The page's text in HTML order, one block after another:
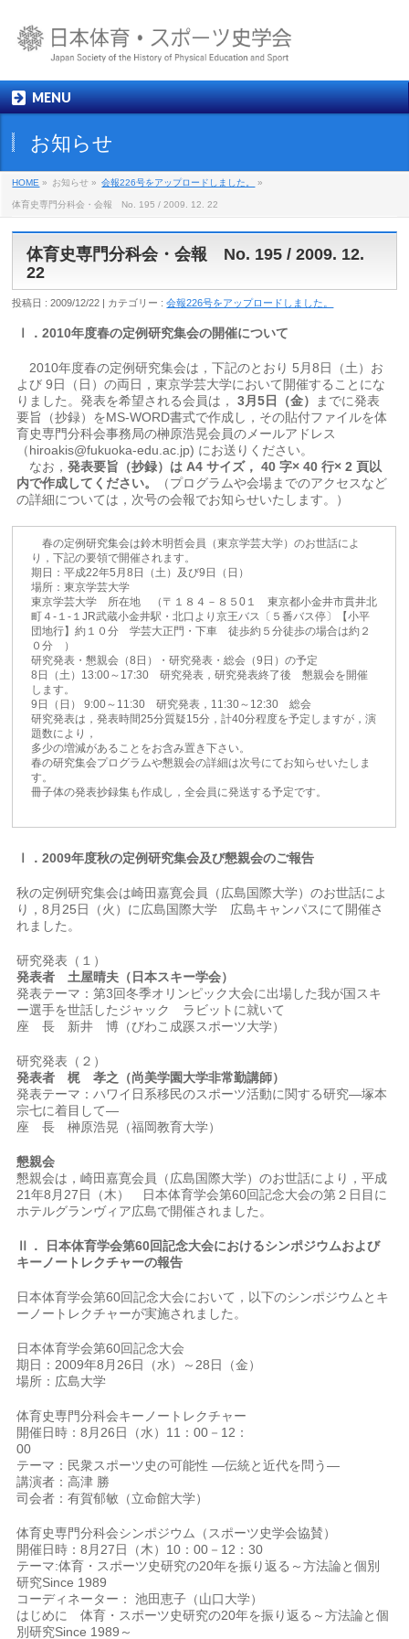
MENU
お知らせ
HOME » お知らせ » 会報226号をアップロードしました。 »
体育史専門分科会・会報 No. 195 / 2009. 12. 22
体育史専門分科会・会報 No. 195 / 2009. 12.
22
投稿日 : 2009/12/22 | カテゴリー :会報226号をアップロードしました。
Ⅰ．2010年度春の定例研究集会の開催について
2010年度春の定例研究集会は，下記のとおり 5月8日（土）お
よび 9日（日）の両日，東京学芸大学において開催することにな
りました。発表を希望される会員は，
3月5日（金）
までに発表
要旨（抄録）をMS-WORD書式で作成し，その貼付ファイルを体
育史専門分科会事務局の榊原浩晃会員のメールアドレス
（hiroakis@fukuoka-edu.ac.jp) にお送りください。
なお，発表要旨（抄録）は A4 サイズ， 40 字× 40 行× 2 頁以
内で作成してください。
（プログラムや会場までのアクセスなど
の詳細については，次号の会報でお知らせいたします。）
春の定例研究集会は鈴木明哲会員（東京学芸大学）のお世話によ
り，下記の要領で開催されます。
期日：平成22年5月8日（土）及び9日（日）
場所：東京学芸大学
東京学芸大学 所在地 （〒１８４－８５0１ 東京都小金井市貫井北
町４-１-１JR武蔵小金井駅・北口より京王バス〔５番バス停〕【小平
団地行】約１０分 学芸大正門・下車 徒歩約５分徒歩の場合は約２
０分 ）
研究発表・懇親会（8日）・研究発表・総会（9日）の予定
8日（土）13:00～17:30 研究発表，研究発表終了後 懇親会を開催
します。
9日（日） 9:00～11:30 研究発表，11:30～12:30 総会
研究発表は，発表時間25分質疑15分，計40分程度を予定しますが，演
題数により，
多少の増減があることをお含み置き下さい。
春の研究集会プログラムや懇親会の詳細は次号にてお知らせいたしま
す。
冊子体の発表抄録集も作成し，全会員に発送する予定です。
Ⅰ．2009年度秋の定例研究集会及び懇親会のご報告
秋の定例研究集会は崎田嘉寛会員（広島国際大学）のお世話によ
り，8月25日（火）に広島国際大学 広島キャンパスにて開催さ
れました。
研究発表（１）
発表者 土屋晴夫（日本スキー学会）
発表テーマ：第3回冬季オリンピック大会に出場した我が国スキ
ー選手を世話したジャック ラビットに就いて
座 長 新井 博（びわこ成蹊スポーツ大学）
研究発表（２）
発表者 梶 孝之（尚美学園大学非常勤講師）
発表テーマ：ハワイ日系移民のスポーツ活動に関する研究―塚本
宗七に着目して―
座 長 榊原浩晃（福岡教育大学）
懇親会
懇親会は，崎田嘉寛会員（広島国際大学）のお世話により，平成
21年8月27日（木） 日本体育学会第60回記念大会の第２日目に
ホテルグランヴィア広島で開催されました。
Ⅱ．
日本体育学会第60回記念大会におけるシンポジウムおよび
キーノートレクチャーの報告
日本体育学会第60回記念大会において，以下のシンポジウムとキ
ーノートレクチャーが実施されました。
日本体育学会第60回記念大会
期日：2009年8月26日（水）～28日（金）
場所：広島大学
体育史専門分科会キーノートレクチャー
開催日時：8月26日（水）11：00－12：
00
テーマ：民衆スポーツ史の可能性 ―伝統と近代を問う―
講演者：高津 勝
司会者：有賀郁敏（立命館大学）
体育史専門分科会シンポジウム（スポーツ史学会協賛）
開催日時：8月27日（木）10：00－12：30
テーマ:体育・スポーツ史研究の20年を振り返る～方法論と個別
研究Since 1989
コーディネーター： 池田恵子（山口大学）
はじめに 体育・スポーツ史研究の20年を振り返る～方法論と個
別研究Since 1989～